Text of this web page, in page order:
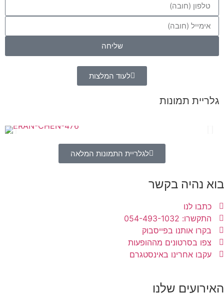
שליחה
לעוד המלצות
גלריית תמונות
לגלריית התמונות המלאה
בוא נהיה בקשר
כתבו לנו
התקשרו: 054-493-1032
בקרו אותנו בפייסבוק
צפו בסרטונים מההופעות
עקבו אחרינו באינסטגרם
האירועים שלנו